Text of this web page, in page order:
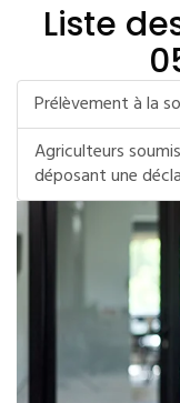
Liste
Prélèvement à la
Agriculteurs
déposant une